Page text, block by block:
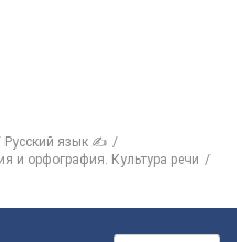
Русский язык ✍
и орфография. Культура речи